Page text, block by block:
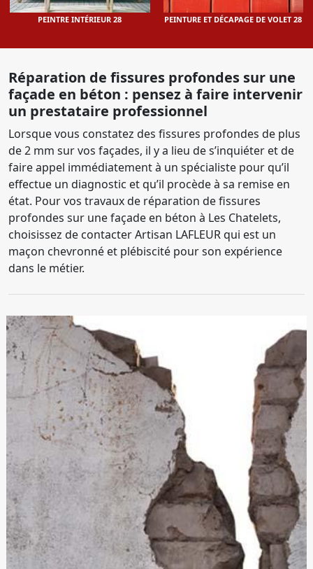
PEINTRE INTÉRIEUR 28 PEINTURE ET DÉCAPAGE DE VOLET 28
Réparation de fissures profondes sur une
façade en béton : pensez à faire intervenir
un prestataire professionnel
Lorsque vous constatez des fissures profondes de plus
de 2 mm sur vos façades, il y a lieu de s’inquiéter et de
faire appel immédiatement à un spécialiste pour qu’il
effectue un diagnostic et qu’il procède à sa remise en
état. Pour vos travaux de réparation de fissures
profondes sur une façade en béton à Les Chatelets,
choisissez de contacter Artisan LAFLEUR qui est un
maçon chevronné et plébiscité pour son expérience
dans le métier.